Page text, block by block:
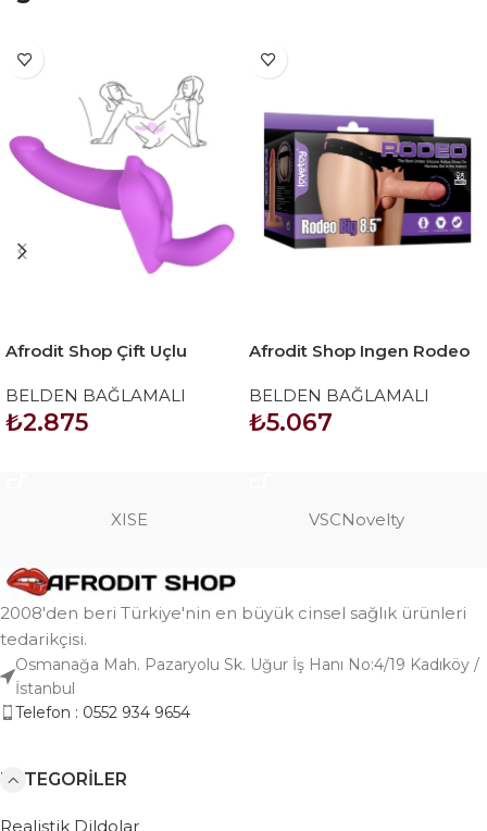
Afrodit Shop Çift Uçlu
BELDEN BAĞLAMALI
₺2.875
Afrodit Shop Ingen Rodeo
inç
BELDEN BAĞLAMALI
₺5.067
XISE VSCNovelty
2008'den beri Türkiye'nin en büyük cinsel sağlık ürünleri
tedarikçisi.
Osmanağa Mah. Pazaryolu Sk. Uğur İş Hanı No:4/19 Kadıköy /
İstanbul
Telefon : 0552 934 9654
KATEGORILER
Realistik Dildolar